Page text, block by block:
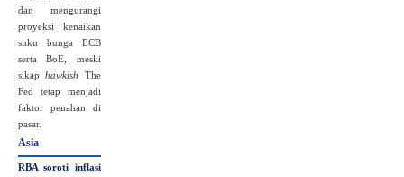
dan mengurangi
proyeksi kenaikan
suku bunga ECB
serta BoE, meski
sikaphawkish
The
Fed tetap menjadi
faktor penahan di
pasar.
Asia
RBA soroti inflasi